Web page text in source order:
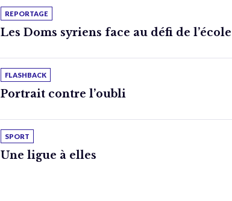
REPORTAGE
Les Doms syriens face au défi de l’école
FLASHBACK
Portrait contre l’oubli
SPORT
Une ligue à elles